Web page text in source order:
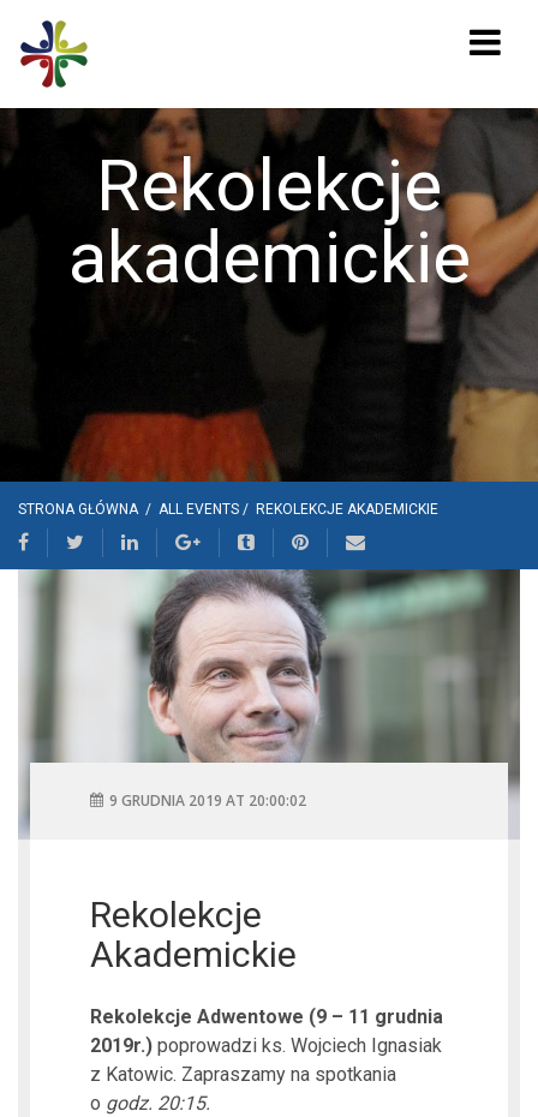
Rekolekcje
akademickie
STRONA GŁÓWNA / ALL EVENTS / REKOLEKCJE AKADEMICKIE
9 GRUDNIA 2019 AT 20:00:02
Rekolekcje
Akademickie
Rekolekcje Adwentowe (9 – 11 grudnia
2019r.) poprowadzi ks. Wojciech Ignasiak
z Katowic. Zapraszamy na spotkania
o godz. 20:15.